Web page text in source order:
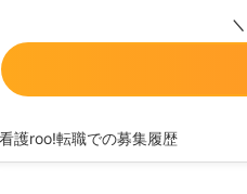
看護roo!転職での募集履歴